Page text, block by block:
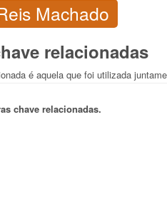
Machado
relacionadas
é aquela que foi utilizada
chave relacionadas.